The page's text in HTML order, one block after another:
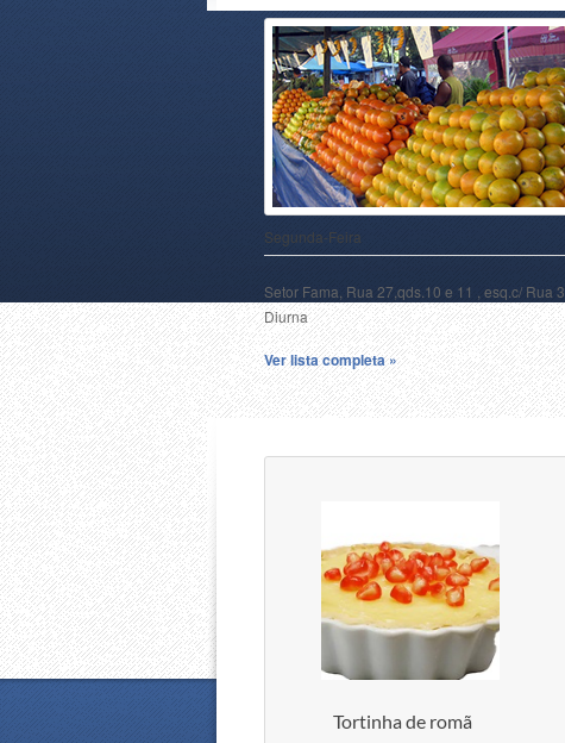
Segunda-Feira
Setor Fama, Rua 27,qds.10 e 11 , esq.c/ Rua 3,
Diurna
Ver lista completa »
Tortinha de romã